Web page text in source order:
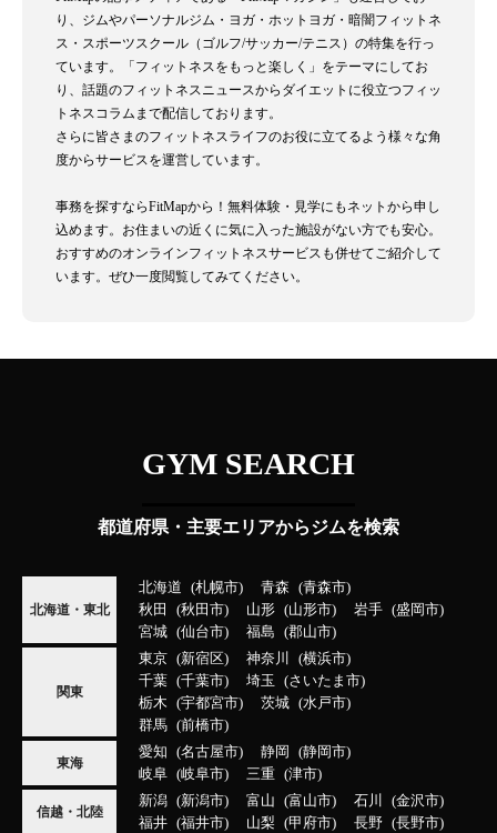
り、ジムやパーソナルジム・ヨガ・ホットヨガ・暗闇フィットネ
ス・スポーツスクール（ゴルフ/サッカー/テニス）の特集を行っ
ています。「フィットネスをもっと楽しく」をテーマにしてお
り、話題のフィットネスニュースからダイエットに役立つフィッ
トネスコラムまで配信しております。
さらに皆さまのフィットネスライフのお役に立てるよう様々な角
度からサービスを運営しています。
事務を探すならFitMapから！無料体験・見学にもネットから申し
込めます。お住まいの近くに気に入った施設がない方でも安心。
おすすめのオンラインフィットネスサービスも併せてご紹介して
います。ぜひ一度閲覧してみてください。
GYM SEARCH
都道府県・主要エリアからジムを検索
北海道・東北
北海道 札幌市 青森
青森市
秋田
秋田市 山形 山形市 岩手
盛岡市
宮城
仙台市 福島 郡山市
関東
東京 新宿区 神奈川
横浜市
千葉
千葉市 埼玉
さいたま市
栃木
宇都宮市 茨城
水戸市
群馬
前橋市
東海
愛知 名古屋市 静岡
静岡市
岐阜
岐阜市 三重 津市
信越・北陸
新潟 新潟市 富山 富山市 石川
金沢市
福井
福井市 山梨 甲府市 長野 長野市